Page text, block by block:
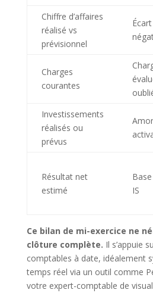
Chiffre d’affaires
réalisé vs
prévisionnel
Charges
courantes
Investissements
réalisés ou
prévus
Résultat net
estimé
IS
Ce bilan de mi-exercice ne
clôture complète. Il s’appuie
comptables à date, idéalement
temps réel via un outil comme
votre expert-comptable de